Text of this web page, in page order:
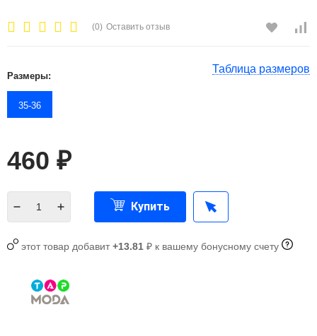
(0) Оставить отзыв
Таблица размеров
Размеры:
35-36
460 ₽
Купить
этот товар добавит+13.81 ₽ к вашему бонусному счету